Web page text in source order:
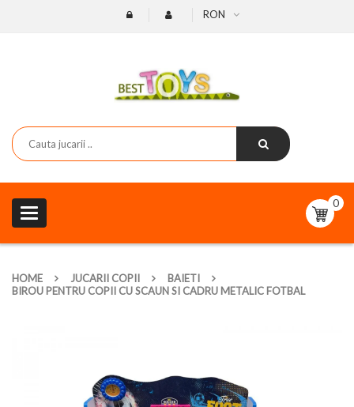
RON
Toggle
navigation
0
HOME JUCARII COPII
BAIETI
BIROU PENTRU COPII CU SCAUN SI CADRU METALIC FOTBAL